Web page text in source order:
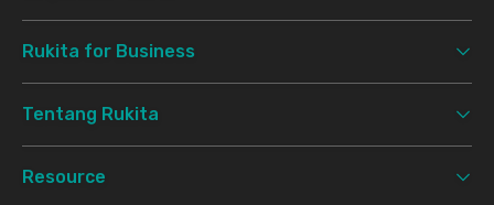
Rukita for Business
Tentang Rukita
Resource